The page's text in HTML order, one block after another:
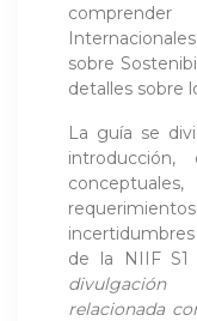
sobre
detalles sobre
La guía se
de la NIIF S1
divulgación
relacionada